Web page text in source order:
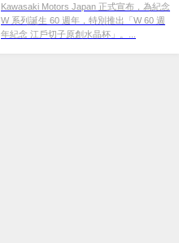
Kawasaki Motors Japan 正式宣布，為紀念
W 系列誕生 60 週年，特別推出「W 60 週
年紀念 江戶切子原創水晶杯」。...